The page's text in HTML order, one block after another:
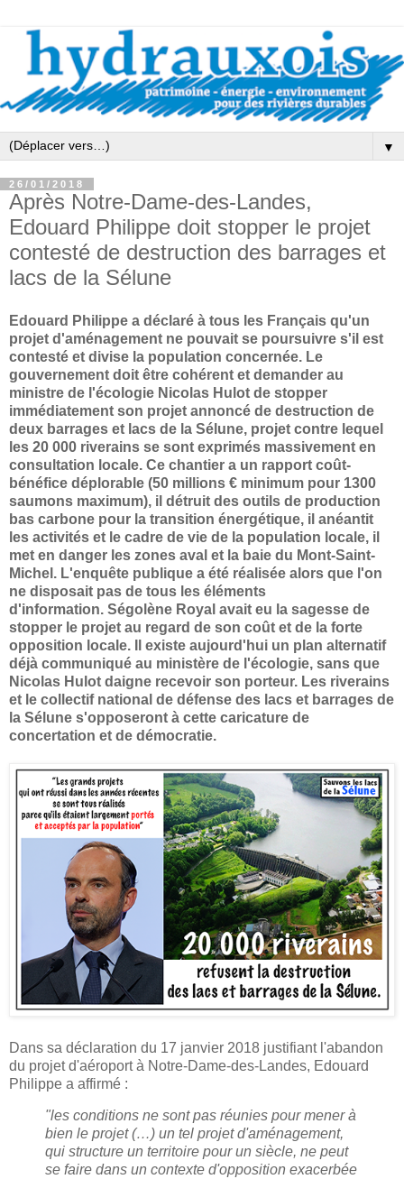
▼
26/01/2018
Après Notre-Dame-des-Landes,
Edouard Philippe doit stopper le projet
contesté de destruction des barrages et
lacs de la Sélune
Edouard Philippe a déclaré à tous les Français qu'un
projet d'aménagement ne pouvait se poursuivre s'il est
contesté et divise la population concernée. Le
gouvernement doit être cohérent et demander au
ministre de l'écologie Nicolas Hulot de stopper
immédiatement son projet annoncé de destruction de
deux barrages et lacs de la Sélune, projet contre lequel
les 20 000 riverains se sont exprimés massivement en
consultation locale. Ce chantier a un rapport coût-
bénéfice déplorable (50 millions € minimum pour 1300
saumons maximum), il détruit des outils de production
bas carbone pour la transition énergétique, il anéantit
les activités et le cadre de vie de la population locale, il
met en danger les zones aval et la baie du Mont-Saint-
Michel. L'enquête publique a été réalisée alors que l'on
ne disposait pas de tous les éléments
d'information. Ségolène Royal avait eu la sagesse de
stopper le projet au regard de son coût et de la forte
opposition locale.
Il existe aujourd'hui un plan alternatif
déjà communiqué au ministère de l'écologie, sans que
Nicolas Hulot daigne recevoir son porteur. Les riverains
et le collectif national de défense des lacs et barrages de
la Sélune s'opposeront à cette caricature de
concertation et de démocratie.
Dans sa déclaration du 17 janvier 2018 justifiant l'abandon
du projet d'aéroport à Notre-Dame-des-Landes, Edouard
Philippe a affirmé :
"les conditions ne sont pas réunies pour mener à
bien le projet (…) un tel projet d'aménagement,
qui structure un territoire pour un siècle, ne peut
se faire dans un contexte d'opposition exacerbée